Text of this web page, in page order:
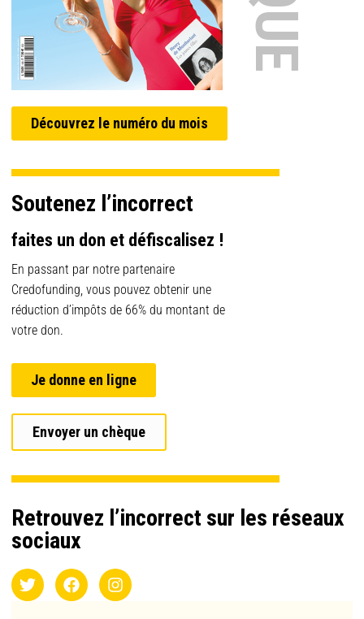
Découvrez le numéro du mois
Soutenez l’incorrect
faites un don et défiscalisez !
En passant par notre partenaire
Credofunding, vous pouvez obtenir une
réduction d’impôts de 66% du montant de
votre don.
Je donne en ligne
Envoyer un chèque
Retrouvez l’incorrect sur les réseaux
sociaux